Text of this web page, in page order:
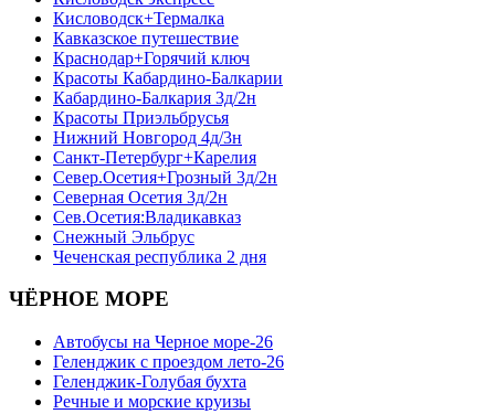
Кисловодск+Термалка
Кавказское путешествие
Краснодар+Горячий ключ
Красоты Кабардино-Балкарии
Кабардино-Балкария 3д/2н
Красоты Приэльбрусья
Нижний Новгород 4д/3н
Санкт-Петербург+Карелия
Север.Осетия+Грозный 3д/2н
Северная Осетия 3д/2н
Сев.Осетия:Владикавказ
Снежный Эльбрус
Чеченская республика 2 дня
ЧЁРНОЕ МОРЕ
Автобусы на Черное море-26
Геленджик с проездом лето-26
Геленджик-Голубая бухта
Речные и морские круизы